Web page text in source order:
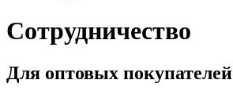
Сотрудничество
Для оптовых покупателей